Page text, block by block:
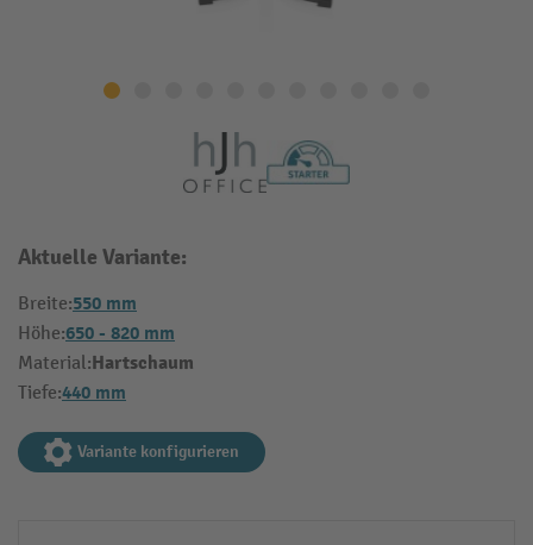
Aktuelle Variante:
Breite:550 mm
Höhe:650 - 820 mm
Material:Hartschaum
Tiefe:440 mm
Variante konfigurieren